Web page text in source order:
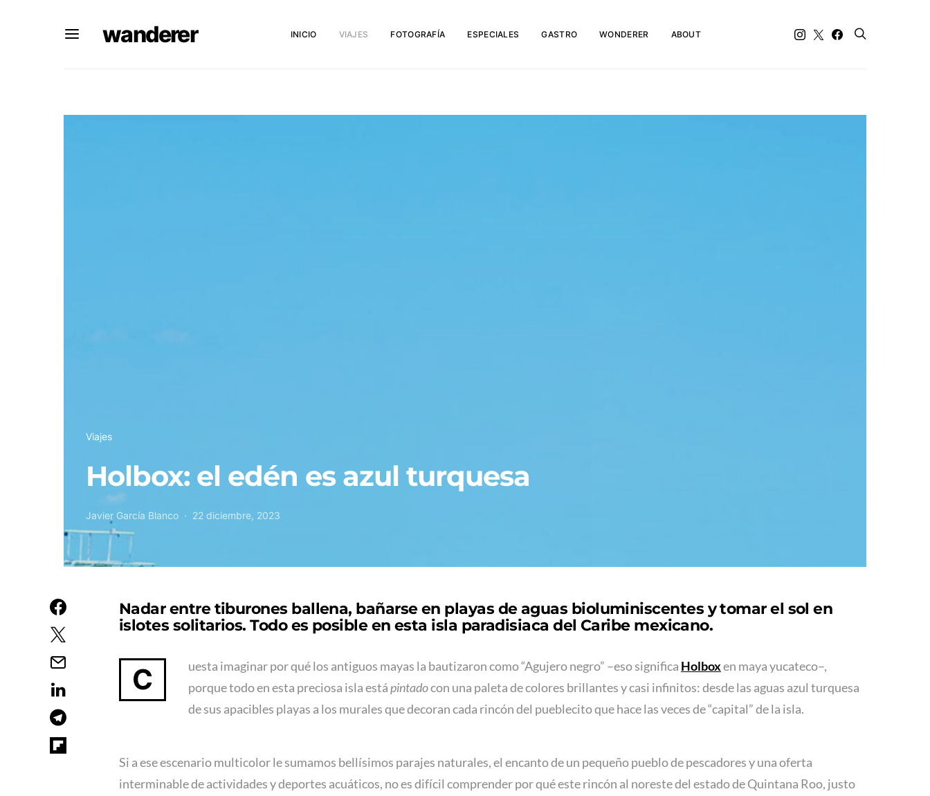
wanderer INICIO VIAJES FOTOGRAFÍA ESPECIALES GASTRO WONDERER ABOUT
Viajes
Holbox: el edén es azul turquesa
Javier García Blanco 22 diciembre, 2023
Nadar entre tiburones ballena, bañarse en playas de aguas bioluminiscentes y tomar el sol en
islotes solitarios. Todo es posible en esta isla paradisiaca del Caribe mexicano.
C uesta imaginar por qué los antiguos mayas la bautizaron como “Agujero negro” –eso significa Holboxen maya yucateco–,
porque todo en esta preciosa isla está pintadocon una paleta de colores brillantes y casi infinitos: desde las aguas azul turquesa
de sus apacibles playas a los murales que decoran cada rincón del pueblecito que hace las veces de “capital” de la isla.
Si a ese escenario multicolor le sumamos bellísimos parajes naturales, el encanto de un pequeño pueblo de pescadores y una oferta
interminable de actividades y deportes acuáticos, no es difícil comprender por qué este rincón al noreste del estado de Quintana Roo, justo